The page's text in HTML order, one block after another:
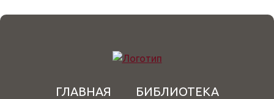
ГЛАВНАЯ
БИБЛИОТЕКА